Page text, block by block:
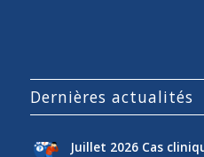
Dernières actualités
Juillet 2026 Cas